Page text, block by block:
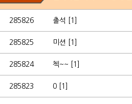
285826 출석 [1]
285825 미션 [1]
285824 첵~~ [1]
285823 0 [1]